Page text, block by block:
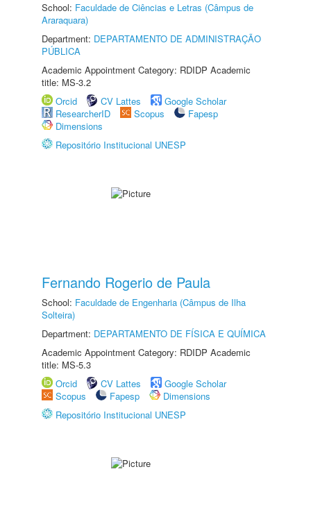
School: Faculdade de Ciências e Letras (Câmpus de
Araraquara)
Department: DEPARTAMENTO DE ADMINISTRAÇÃO
PÚBLICA
Academic Appointment Category: RDIDP Academic
title: MS-3.2
Orcid
CV Lattes
Google Scholar
ResearcherID
Scopus
Fapesp
Dimensions
Repositório Institucional UNESP
Fernando Rogerio de Paula
School: Faculdade de Engenharia (Câmpus de Ilha
Solteira)
Department: DEPARTAMENTO DE FÍSICA E QUÍMICA
Academic Appointment Category: RDIDP Academic
title: MS-5.3
Orcid
CV Lattes
Google Scholar
Scopus
Fapesp
Dimensions
Repositório Institucional UNESP